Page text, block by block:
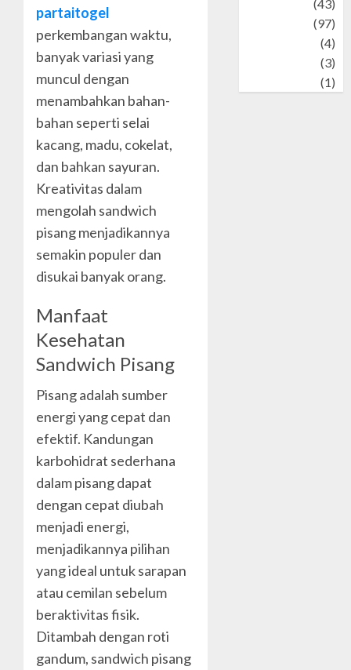
partaitogel
perkembangan waktu,
banyak variasi yang
muncul dengan
menambahkan bahan-
bahan seperti selai
kacang, madu, cokelat,
dan bahkan sayuran.
Kreativitas dalam
mengolah sandwich
pisang menjadikannya
semakin populer dan
disukai banyak orang.
Manfaat
Kesehatan
Sandwich Pisang
Pisang adalah sumber
energi yang cepat dan
efektif. Kandungan
karbohidrat sederhana
dalam pisang dapat
dengan cepat diubah
menjadi energi,
menjadikannya pilihan
yang ideal untuk sarapan
atau cemilan sebelum
beraktivitas fisik.
Ditambah dengan roti
gandum, sandwich pisang
(43)
(97)
(4)
(3)
(1)